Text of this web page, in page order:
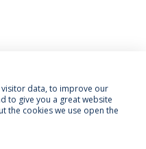
Termos & Condições
data, to improve our
to give you a great website
the cookies we use open the